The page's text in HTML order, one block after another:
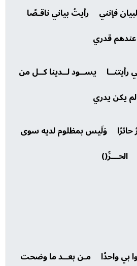
فإنني رأيتُ بياني ناقـصًا
عندهم قدري
رأيتنــا يســود لــدينا كــل من
لم يكن يدري
حائرًا وَلَيس بمظلوم لديه سوى
الحـــرِّ()
بي واحدًا مـن بعــد ما وضحت